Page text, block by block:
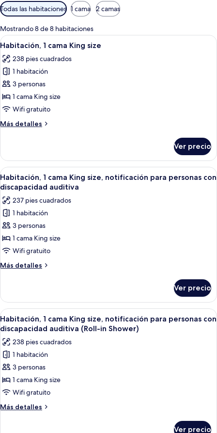
Filtros
disponibles
para
las
habitaciones
Todas las habitaciones 1 cama 2 camas
Mostrando 8 de 8 habitaciones
Abrir
todas
las
fotos
de
Habitación,
1
King
Habitación de hotel con una cama
8
Habitación, 1 cama King size
238 pies cuadrados
1 habitación
3 personas
1 cama King size
Wifi gratuito
Más detalles
Más
1
cama
King
size
Ver precio
Abrir
todas
las
fotos
de
Habitación,
1
cama
King
size,
para
personas
con
discapacidad
auditiva
Habitación de hotel con una cama
8
Habitación, 1 cama King size, notificación para personas con
discapacidad auditiva
237 pies cuadrados
1 habitación
3 personas
1 cama King size
Wifi gratuito
Más detalles
Más
1
cama
King
size,
notificación
para
personas
con
discapacidad
auditiva
Ver precio
Abrir
todas
las
fotos
de
Habitación,
1
cama
King
size,
Habitación de hotel con una cama
7
Habitación, 1 cama King size, notificación para personas con
discapacidad auditiva (Roll-in Shower)
238 pies cuadrados
1 habitación
3 personas
1 cama King size
Wifi gratuito
Más detalles
Más
Ver precio